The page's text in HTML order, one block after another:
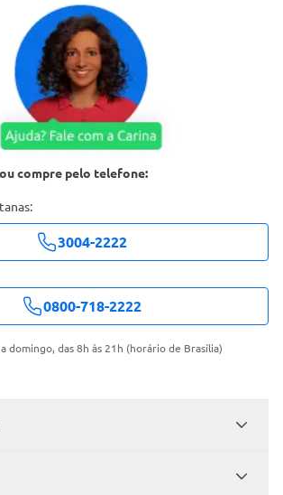
compre pelo telefone:
3004-2222
0800-718-2222
domingo, das 8h às 21h (horário de Brasília)